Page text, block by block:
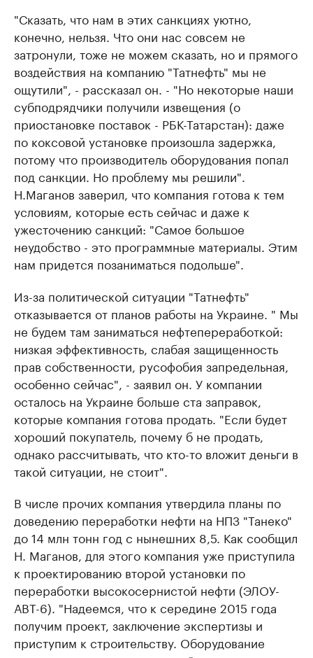
"Сказать, что нам в этих санкциях уютно,
конечно, нельзя. Что они нас совсем не
затронули, тоже не можем сказать, но и прямого
воздействия на компанию "Татнефть" мы не
ощутили", - рассказал он. - "Но некоторые наши
субподрядчики получили извещения (о
приостановке поставок - РБК-Татарстан): даже
по коксовой установке произошла задержка,
потому что производитель оборудования попал
под санкции. Но проблему мы решили".
Н.Маганов заверил, что компания готова к тем
условиям, которые есть сейчас и даже к
ужесточению санкций: "Самое большое
неудобство - это программные материалы. Этим
нам придется позаниматься подольше".
Из-за политической ситуации "Татнефть"
отказывается от планов работы на Украине. " Мы
не будем там заниматься нефтепереработкой:
низкая эффективность, слабая защищенность
прав собственности, русофобия запредельная,
особенно сейчас", - заявил он. У компании
осталось на Украине больше ста заправок,
которые компания готова продать. "Если будет
хороший покупатель, почему б не продать,
однако рассчитывать, что кто-то вложит деньги в
такой ситуации, не стоит".
В числе прочих компания утвердила планы по
доведению переработки нефти на НПЗ "Танеко"
до 14 млн тонн год с нынешних 8,5. Как сообщил
Н. Маганов, для этого компания уже приступила
к проектированию второй установки по
переработки высокосернистой нефти (ЭЛОУ-
АВТ-6). "Надеемся, что к середине 2015 года
получим проект, заключение экспертизы и
приступим к строительству. Оборудование